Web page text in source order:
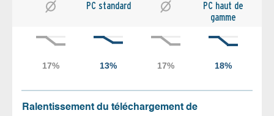
PC standard
PC haut de
gamme
Ralentissement du téléchargement de